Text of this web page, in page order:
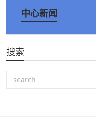
中心新闻
搜索